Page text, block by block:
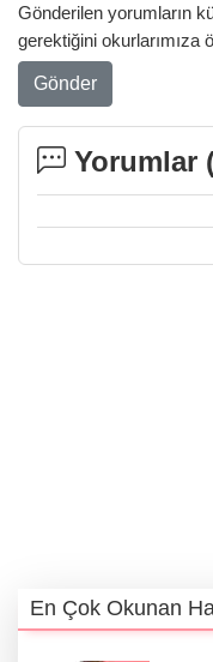
Gönderilen yorumların
gerektiğini okurlarımıza
Gönder
Yorumlar
En Çok Okunan